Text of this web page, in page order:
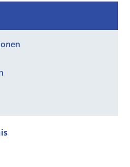
Methoden für ein
ein, ohne dabei auf
sowie die notwendige
Buch ein wertvoller Begleiter
Lösung